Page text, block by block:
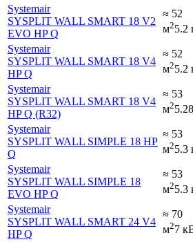
Systemair
SYSPLIT WALL SMART 18 V2
EVO HP Q
≈ 52
м25.2
Systemair
SYSPLIT WALL SMART 18 V4
HP Q
≈ 52
м25.2
Systemair
SYSPLIT WALL SMART 18 V4
HP Q (R32)
≈ 53
м2
Systemair
SYSPLIT WALL SIMPLE 18 HP
Q
≈ 53
м25.3
Systemair
SYSPLIT WALL SIMPLE 18
EVO HP Q
≈ 53
м25.3
Systemair
SYSPLIT WALL SMART 24 V4
HP Q
≈ 70
м27